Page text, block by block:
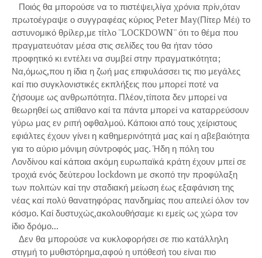
Ποιός θα μπορούσε να το πιστέψει,λίγα χρόνια πρίν,όταν
πρωτοέγραψε ο συγγραφέας κύριος Peter May(Πίτερ Μέι) το
αστυνομικό θρίλερ,με τίτλο ''LOCKDOWN'' ότι το θέμα που
πραγματευόταν μέσα στις σελίδες του θα ήταν τόσο
προφητικό κι εντέλει να συμβεί στην πραγματικότητα;
Να,όμως,που η ίδια η ζωή μας επιφυλάσσει τις πιο μεγάλες
καί πιο συγκλονιστικές εκπλήξεις που μπορεί ποτέ να
ζήσουμε ως ανθρωπότητα. Πλέον,τίποτα δεν μπορεί να
θεωρηθεί ως απίθανο καί τα πάντα μπορεί να καταρρεύσουν
γύρω μας εν ριπή οφθαλμού. Κάποιοι από τους χείριστους
εφιάλτες έχουν γίνει η καθημερινότητά μας καί η αβεβαιότητα
για το αύριο μόνιμη σύντροφός μας. Ήδη η πόλη του
Λονδίνου καί κάποια ακόμη ευρωπαϊκά κράτη έχουν μπεί σε
τροχιά ενός δεύτερου lockdown με σκοπό την προφύλαξη
των πολιτών καί την σταδιακή μείωση έως εξαφάνιση της
νέας καί πολύ θανατηφόρας πανδημίας που απειλεί όλον τον
κόσμο. Καί δυστυχώς,ακολουθήσαμε κι εμείς ως χώρα τον
ίδιο δρόμο...
Δεν θα μπορούσε να κυκλοφορήσει σε πιο κατάλληλη
στιγμή το μυθιστόρημα,αφού η υπόθεσή του είναι πιο